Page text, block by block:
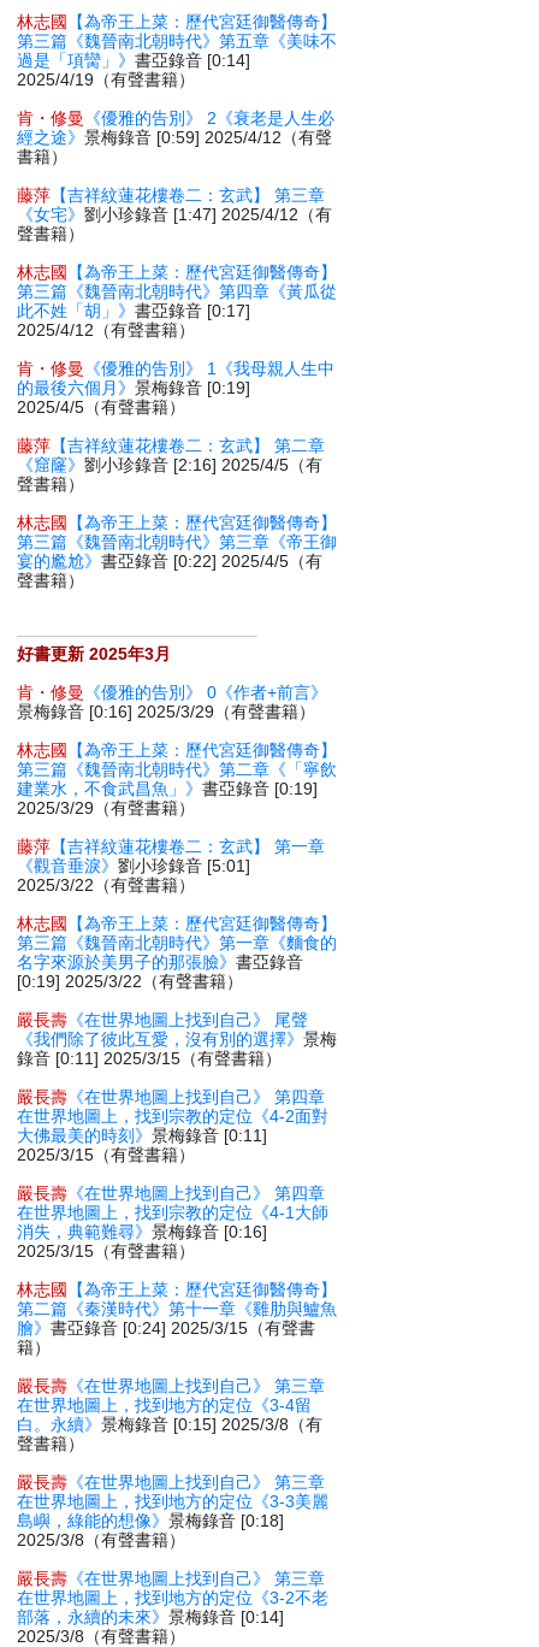
林志國
【為帝王上菜：歷代宮廷御醫傳奇】
第三篇《魏晉南北朝時代》第五章《美味不
過是「項臠」》書亞錄音 [0:14]
2025/4/19（有聲書籍）
肯・修曼
《優雅的告別》 2《衰老是人生必
經之途》景梅錄音 [0:59] 2025/4/12（有聲
書籍）
藤萍 【吉祥紋蓮花樓卷二：玄武】 第三章
《女宅》劉小珍錄音 [1:47] 2025/4/12（有
聲書籍）
林志國
【為帝王上菜：歷代宮廷御醫傳奇】
第三篇《魏晉南北朝時代》第四章《黃瓜從
此不姓「胡」》書亞錄音 [0:17]
2025/4/12（有聲書籍）
肯・修曼
《優雅的告別》 1《我母親人生中
的最後六個月》景梅錄音 [0:19]
2025/4/5（有聲書籍）
藤萍 【吉祥紋蓮花樓卷二：玄武】 第二章
《窟窿》劉小珍錄音 [2:16] 2025/4/5（有
聲書籍）
林志國
【為帝王上菜：歷代宮廷御醫傳奇】
第三篇《魏晉南北朝時代》第三章《帝王御
宴的尷尬》書亞錄音 [0:22] 2025/4/5（有
聲書籍）
好書更新 2025年3月
肯・修曼
《優雅的告別》 0《作者+前言》
景梅錄音 [0:16] 2025/3/29（有聲書籍）
林志國
【為帝王上菜：歷代宮廷御醫傳奇】
第三篇《魏晉南北朝時代》第二章《「寧飲
建業水，不食武昌魚」》書亞錄音 [0:19]
2025/3/29（有聲書籍）
藤萍 【吉祥紋蓮花樓卷二：玄武】 第一章
《觀音垂淚》劉小珍錄音 [5:01]
2025/3/22（有聲書籍）
林志國
【為帝王上菜：歷代宮廷御醫傳奇】
第三篇《魏晉南北朝時代》第一章《麵食的
名字來源於美男子的那張臉》書亞錄音
[0:19] 2025/3/22（有聲書籍）
嚴長壽 《在世界地圖上找到自己》 尾聲
《我們除了彼此互愛，沒有別的選擇》景梅
錄音 [0:11] 2025/3/15（有聲書籍）
嚴長壽 《在世界地圖上找到自己》 第四章
在世界地圖上，找到宗教的定位《4-2面對
大佛最美的時刻》景梅錄音 [0:11]
2025/3/15（有聲書籍）
嚴長壽 《在世界地圖上找到自己》 第四章
在世界地圖上，找到宗教的定位《4-1大師
消失，典範難尋》景梅錄音 [0:16]
2025/3/15（有聲書籍）
林志國
【為帝王上菜：歷代宮廷御醫傳奇】
第二篇《秦漢時代》第十一章《雞肋與鱸魚
膾》書亞錄音 [0:24] 2025/3/15（有聲書
籍）
嚴長壽 《在世界地圖上找到自己》 第三章
在世界地圖上，找到地方的定位《3-4留
白。永續》景梅錄音 [0:15] 2025/3/8（有
聲書籍）
嚴長壽 《在世界地圖上找到自己》 第三章
在世界地圖上，找到地方的定位《3-3美麗
島嶼，綠能的想像》景梅錄音 [0:18]
2025/3/8（有聲書籍）
嚴長壽 《在世界地圖上找到自己》 第三章
在世界地圖上，找到地方的定位《3-2不老
部落，永續的未來》景梅錄音 [0:14]
2025/3/8（有聲書籍）